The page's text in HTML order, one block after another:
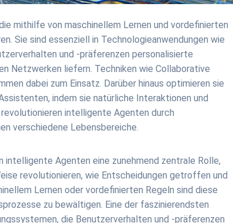
mithilfe von maschinellem Lernen und vordefinierten
Sie sind essenziell in Technologieanwendungen wie
und -präferenzen personalisierte
Netzwerken liefern. Techniken wie Collaborative
dabei zum Einsatz. Darüber hinaus optimieren sie
indem sie natürliche Interaktionen und
intelligente Agenten durch
verschiedene Lebensbereiche.
intelligente Agenten eine zunehmend zentrale Rolle,
revolutionieren, wie Entscheidungen getroffen und
Lernen oder vordefinierten Regeln sind diese
zu bewältigen. Eine der faszinierendsten
die Benutzerverhalten und -präferenzen